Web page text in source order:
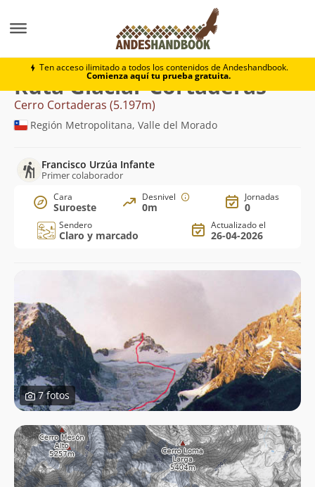
Ten acceso ilimitado a todos los contenidos de Andeshandbook.
Comienza aquí tu prueba gratuita.
Cerro Cortaderas Glaciar Cortaderas
Ruta Glaciar Cortaderas
Cerro Cortaderas (5.197m)
Región Metropolitana, Valle del Morado
Francisco Urzúa Infante
Primer colaborador
Cara
Suroeste
Desnivel
0m
Jornadas
0
Sendero
Claro y marcado
Actualizado el
26-04-2026
7 fotos